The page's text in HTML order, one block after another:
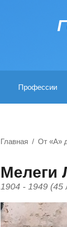
Профессии
Главная От «А»
Мелеги
1904 - 1949 (45